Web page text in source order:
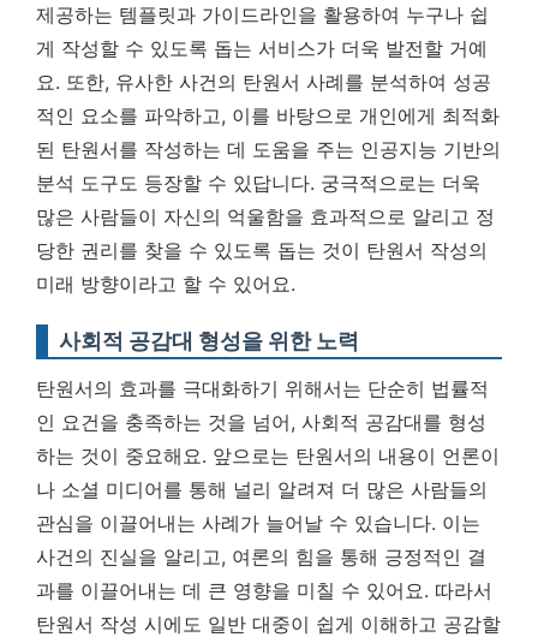
제공하는 템플릿과 가이드라인을 활용하여 누구나 쉽
게 작성할 수 있도록 돕는 서비스가 더욱 발전할 거예
요. 또한, 유사한 사건의 탄원서 사례를 분석하여 성공
적인 요소를 파악하고, 이를 바탕으로 개인에게 최적화
된 탄원서를 작성하는 데 도움을 주는 인공지능 기반의
분석 도구도 등장할 수 있답니다. 궁극적으로는 더욱
많은 사람들이 자신의 억울함을 효과적으로 알리고 정
당한 권리를 찾을 수 있도록 돕는 것이 탄원서 작성의
미래 방향이라고 할 수 있어요.
사회적 공감대 형성을 위한 노력
탄원서의 효과를 극대화하기 위해서는 단순히 법률적
인 요건을 충족하는 것을 넘어, 사회적 공감대를 형성
하는 것이 중요해요. 앞으로는 탄원서의 내용이 언론이
나 소셜 미디어를 통해 널리 알려져 더 많은 사람들의
관심을 이끌어내는 사례가 늘어날 수 있습니다. 이는
사건의 진실을 알리고, 여론의 힘을 통해 긍정적인 결
과를 이끌어내는 데 큰 영향을 미칠 수 있어요. 따라서
탄원서 작성 시에도 일반 대중이 쉽게 이해하고 공감할